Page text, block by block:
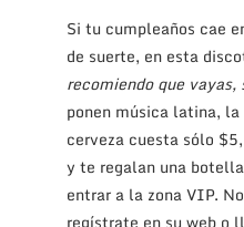
Si tu cumpleaños cae
de suerte, en esta
recomiendo que
ponen música latina,
cerveza cuesta sólo
y te regalan una
entrar a la zona VIP.